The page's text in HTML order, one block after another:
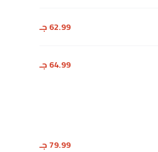
62.99 جـ
64.99 جـ
79.99 جـ